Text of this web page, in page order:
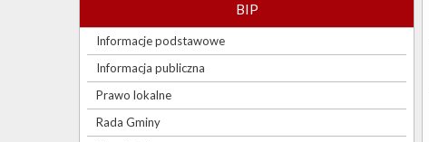
BIP
Informacje podstawowe
Informacja publiczna
Prawo lokalne
Rada Gminy